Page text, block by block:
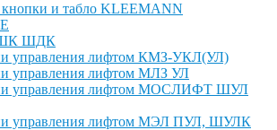
и табло KLEEMANN
ШДК
управления лифтом КМЗ-УКЛ(УЛ)
управления лифтом МЛЗ УЛ
управления лифтом МОСЛИФТ ШУЛ
управления лифтом МЭЛ ПУЛ, ШУЛК